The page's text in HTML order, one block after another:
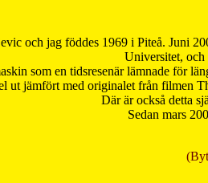
och jag föddes 1969 i Piteå. Juni
Universitet, och
som en tidsresenär lämnade för
ut jämfört med originalet från filmen
Där är också detta
Sedan mars